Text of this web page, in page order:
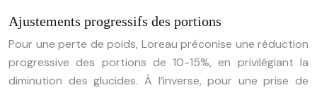
Ajustements progressifs des portions
Pour une perte de poids, Loreau préconise une réduction
progressive des portions de 10-15%, en privilégiant la
diminution des glucides. À l’inverse, pour une prise de